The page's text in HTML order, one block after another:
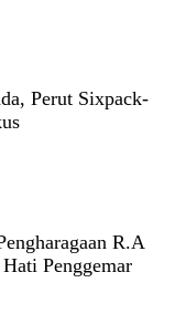
Perut Sixpack-
R.A
Penggemar